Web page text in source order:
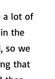
a lot of
the
so we
that